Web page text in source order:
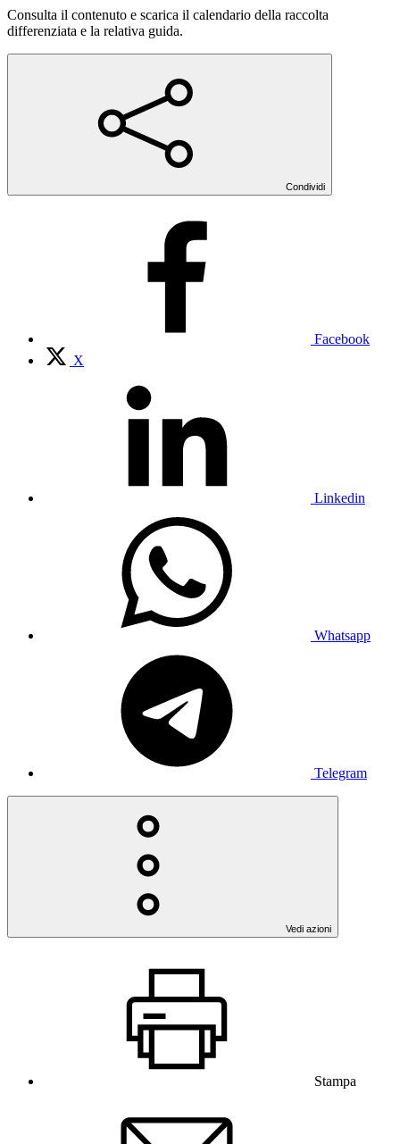
Consulta il contenuto e scarica il calendario della raccolta
differenziata e la relativa guida.
Condividi
Facebook
X
Linkedin
Whatsapp
Telegram
Vedi azioni
Stampa